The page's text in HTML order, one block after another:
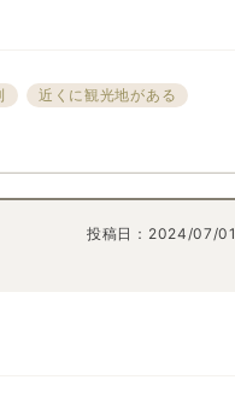
近くに観光地がある
投稿日： 2024/07/01